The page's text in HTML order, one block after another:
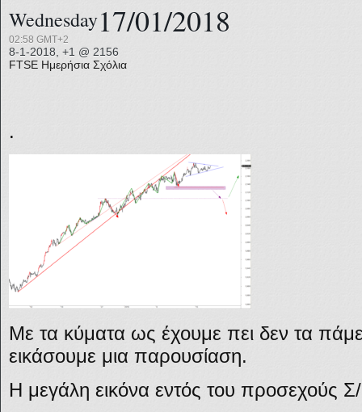
Wednesday17/01/2018
02:58 GMT+2
8-1-2018, +1 @ 2156
FTSE Ημερήσια Σχόλια
.
Με τα κύματα ως έχουμε πει δεν τα
εικάσουμε μια παρουσίαση.
Η μεγάλη εικόνα εντός του προσεχούς